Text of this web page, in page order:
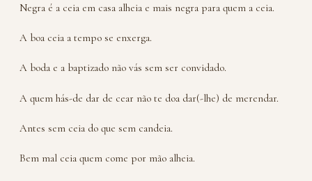
Negra é a ceia em casa alheia e mais negra para quem a ceia.
A boa ceia a tempo se enxerga.
A boda e a baptizado não vás sem ser convidado.
A quem hás-de dar de cear não te doa dar(-lhe) de merendar.
Antes sem ceia do que sem candeia.
Bem mal ceia quem come por mão alheia.